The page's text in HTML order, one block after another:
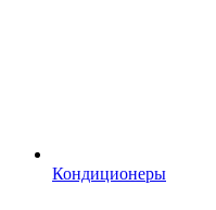
Кондиционеры